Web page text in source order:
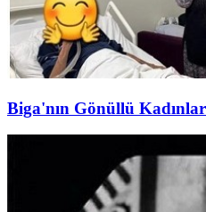
Biga'nın Gönüllü